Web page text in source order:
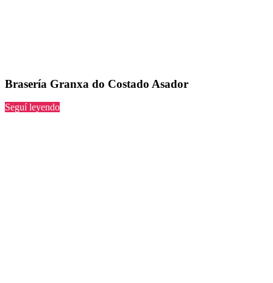
Brasería Granxa do Costado Asador
Seguí leyendo“Granxa